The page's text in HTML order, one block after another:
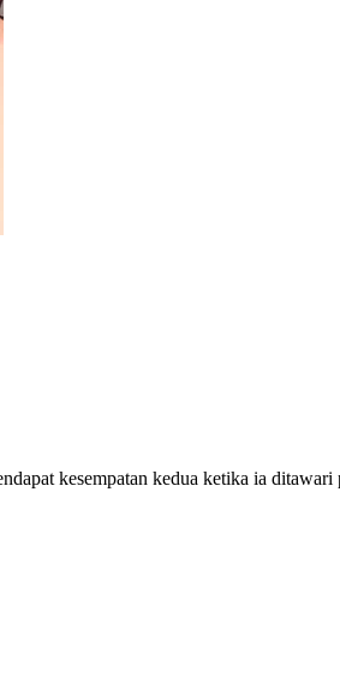
kesempatan kedua ketika ia